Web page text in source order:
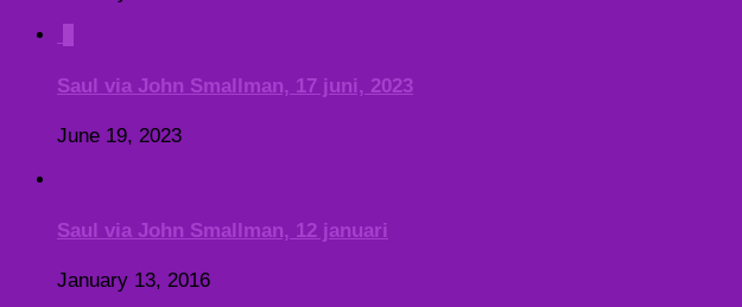
Saul via John Smallman, 17 juni, 2023
June 19, 2023
Saul via John Smallman, 12 januari
January 13, 2016